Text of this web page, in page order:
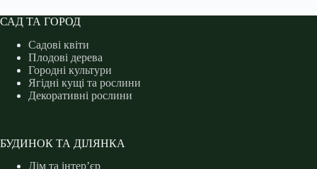
САД ТА ГОРОД
Садові квіти
Плодові дерева
Городні культури
Ягідні кущі та рослини
Декоративні рослини
БУДИНОК ТА ДІЛЯНКА
Дім та інтер’єр